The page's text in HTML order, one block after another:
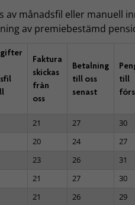
av månadsfil eller manuell
av premiebestämd
Faktura
skickas
från
oss
Betalning
till oss
senast
till
21 27
30
20 24
27
23 26
31
21 27
30
21 26
29